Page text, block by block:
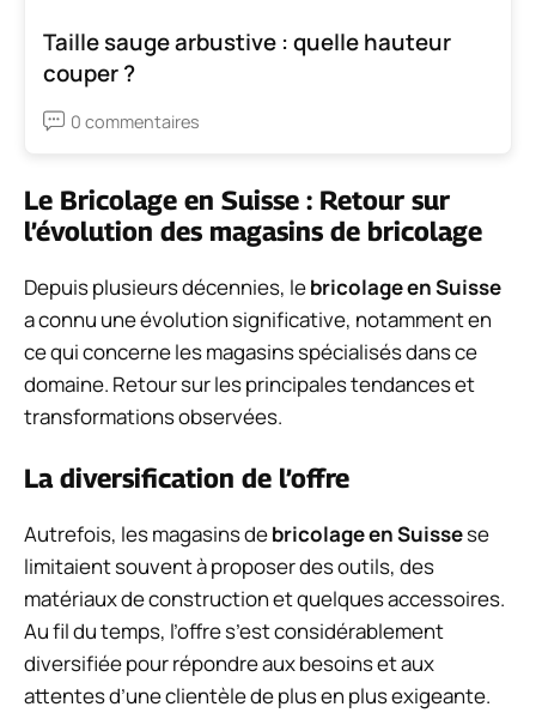
Taille sauge arbustive : quelle hauteur
couper ?
0 commentaires
Le Bricolage en Suisse : Retour sur
l’évolution des magasins de bricolage
Depuis plusieurs décennies, lebricolage en Suisse
a connu une évolution significative, notamment en
ce qui concerne les magasins spécialisés dans ce
domaine. Retour sur les principales tendances et
transformations observées.
La diversification de l’offre
Autrefois, les magasins debricolage en Suissese
limitaient souvent à proposer des outils, des
matériaux de construction et quelques accessoires.
Au fil du temps, l’offre s’est considérablement
diversifiée pour répondre aux besoins et aux
attentes d’une clientèle de plus en plus exigeante.